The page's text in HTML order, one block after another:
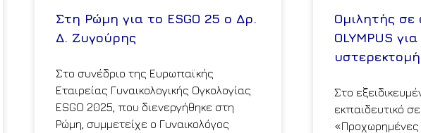
Στη Ρώμη για το ESGO 25 ο Δρ.
Δ. Ζυγούρης
Στο συνέδριο της Ευρωπαϊκής
Εταιρείας Γυναικολογικής Ογκολογίας
ESGO 2025, που διενεργήθηκε στη
Ρώμη, συμμετείχε ο Γυναικολόγος
Ομιλητής σε
OLYMPUS
υστερεκτομή
Στο
εκπαιδευτικό
«Προχωρημένες